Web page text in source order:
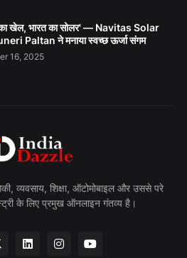
खेल, भारत का सोलर' — Navitas Solar
Paltan ने मनाया स्वच्छ ऊर्जा संगम
16, 2025
व्यवसाय, शिक्षा, ऑटोमोबाइल और उससे परे
के लिए प्रमुख ऑनलाइन गंतव्य है।